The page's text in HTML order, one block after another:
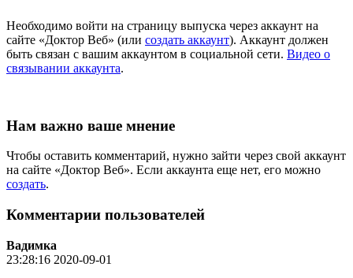
Необходимо войти на страницу выпуска через аккаунт на
сайте «Доктор Веб» (или создать аккаунт). Аккаунт должен
быть связан с вашим аккаунтом в социальной сети. Видео о
связывании аккаунта.
Нам важно ваше мнение
Чтобы оставить комментарий, нужно зайти через свой аккаунт
на сайте «Доктор Веб». Если аккаунта еще нет, его можно
создать.
Комментарии пользователей
Вадимка
23:28:16 2020-09-01